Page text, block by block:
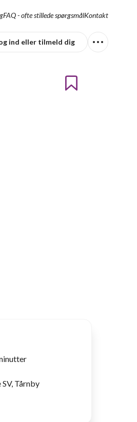
FAQ - ofte stillede spørgsmålKontakt
ind eller tilmeld dig
Tårnby